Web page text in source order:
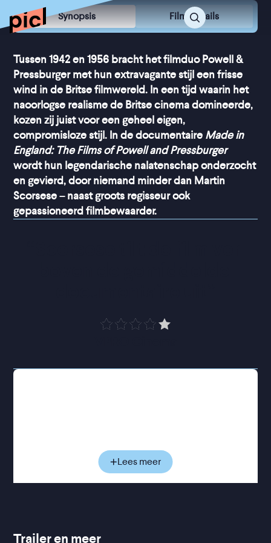
Synopsis Film Details
Tussen 1942 en 1956 bracht het filmduo Powell &
Pressburger met hun extravagante stijl een frisse
wind in de Britse filmwereld. In een tijd waarin het
naoorlogse realisme de Britse cinema domineerde,
kozen zij juist voor een geheel eigen,
compromisloze stijl. In de documentaire Made in
England: The Films of Powell and Pressburger
wordt hun legendarische nalatenschap onderzocht
en gevierd, door niemand minder dan Martin
Scorsese – naast groots regisseur ook
gepassioneerd filmbewaarder.
De Hongaars-joodse schrijver en scenarist Emeric
samenwerking, die tot klassiekers leidde als
Life and Death of Colonel Blimp
(1943),
Narcissus(1947) enThe Red Shoes(1948).
Lees meer
Trailer en meer